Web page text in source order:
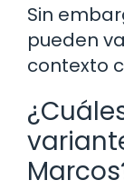
Sin
pueden
contexto